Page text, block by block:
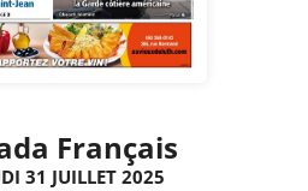
Français
31 JUILLET 2025